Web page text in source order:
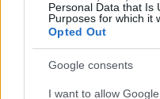
Personal Data that Is
Purposes for which it
Opted Out
Google consents
I want to allow